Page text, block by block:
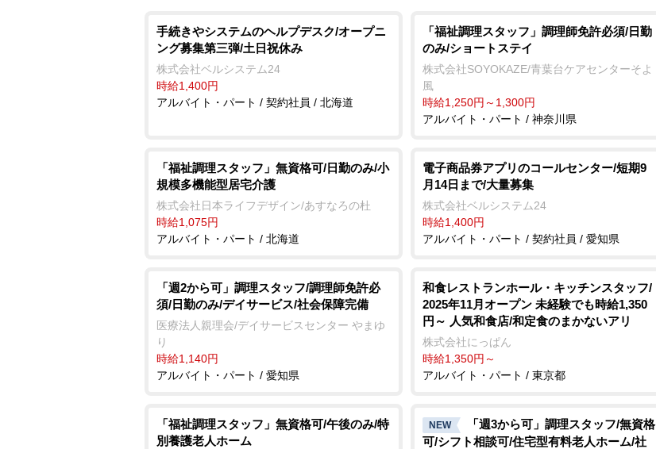
手続きやシステムのヘルプデスク/オープニ
ング募集第三弾/土日祝休み
株式会社ベルシステム24
時給1,400円
アルバイト・パート / 契約社員 / 北海道
「福祉調理スタッフ」調理師免許必須/日勤
のみ/ショートステイ
株式会社SOYOKAZE/青葉台ケアセンターそよ
風
時給1,250円～1,300円
アルバイト・パート / 神奈川県
「福祉調理スタッフ」無資格可/日勤のみ/小
規模多機能型居宅介護
株式会社日本ライフデザイン/あすなろの杜
時給1,075円
アルバイト・パート / 北海道
電子商品券アプリのコールセンター/短期9
月14日まで/大量募集
株式会社ベルシステム24
時給1,400円
アルバイト・パート / 契約社員 / 愛知県
「週2から可」調理スタッフ/調理師免許必
須/日勤のみ/デイサービス/社会保障完備
医療法人親理会/デイサービスセンター やまゆ
り
時給1,140円
アルバイト・パート / 愛知県
和食レストランホール・キッチンスタッフ/
2025年11月オープン 未経験でも時給1,350
円～ 人気和食店/和定食のまかないアリ
株式会社にっぱん
時給1,350円～
アルバイト・パート / 東京都
「福祉調理スタッフ」無資格可/午後のみ/特
別養護老人ホーム
NEW
「週3から可」調理スタッフ/無資格
可/シフト相談可/住宅型有料老人ホーム/社